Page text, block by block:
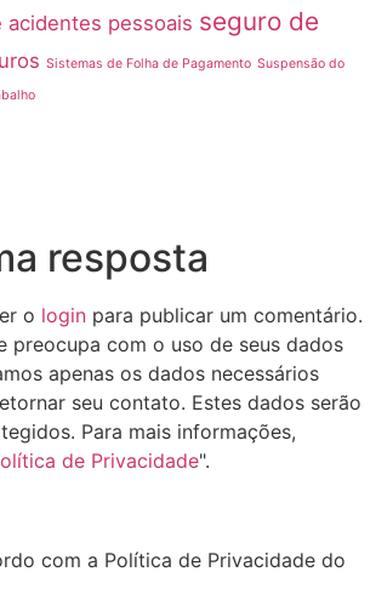
acidentes pessoais seguro de
Sistemas de Folha de Pagamento Suspensão do
resposta
o login para publicar um comentário.
preocupa com o uso de seus dados
apenas os dados necessários
seu contato. Estes dados serão
Para mais informações,
de Privacidade".
com a Política de Privacidade do